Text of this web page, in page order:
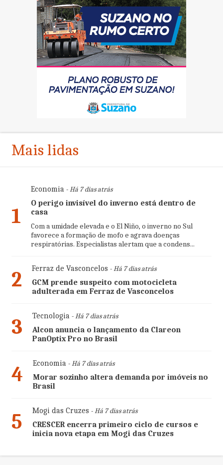
Mais lidas
1
Economia- Há 7 dias atrás
O perigo invisível do inverno está dentro de
casa
Com a umidade elevada e o El Niño, o inverno no Sul
favorece a formação de mofo e agrava doenças
respiratórias. Especialistas alertam que a condens...
2 Ferraz de Vasconcelos - Há 7 dias atrás
GCM prende suspeito com motocicleta
adulterada em Ferraz de Vasconcelos
3 Tecnologia- Há 7 dias atrás
Alcon anuncia o lançamento da Clareon
PanOptix Pro no Brasil
4 Economia- Há 7 dias atrás
Morar sozinho altera demanda por imóveis no
Brasil
5 Mogi das Cruzes - Há 7 dias atrás
CRESCER encerra primeiro ciclo de cursos e
inicia nova etapa em Mogi das Cruzes